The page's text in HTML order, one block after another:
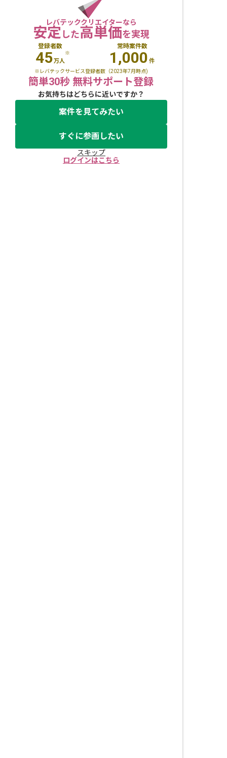
レバテッククリエイターなら
安定した高単価を実現
登録者数
45万人
※
常時案件数
1,000 件
※レバテックサービス登録者数（2023年7月時点)
簡単30秒 無料サポート登録
お気持ちはどちらに近いですか？
案件を見てみたい
すぐに参画したい
スキップ
ログインはこちら